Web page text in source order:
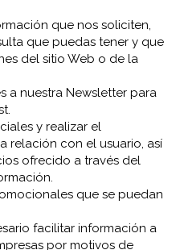
que nos soliciten,
que puedas tener y que
del sitio Web o de la
a nuestra Newsletter para
y realizar el
relación con el usuario, así
ofrecido a través del
que se puedan
facilitar información a
por motivos de